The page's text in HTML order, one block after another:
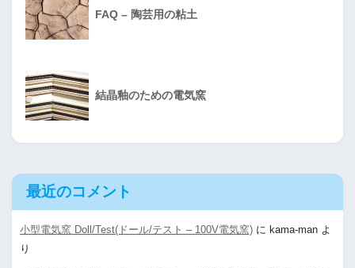
FAQ – 陶芸用の粘土
結晶釉のための電気窯
最近のコメント
小型電気窯 Doll/Test(ドール/テスト – 100V電気窯) に kama-man よ
り